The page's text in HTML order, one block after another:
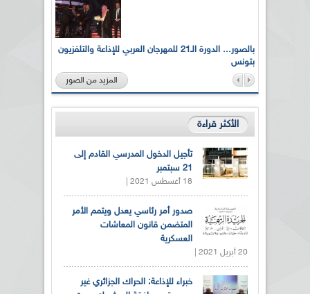
بالصور... الدورة الـ21 للمهرجان العربي للإذاعة والتلفزيون
بتونس
المزيد من الصور
الأكثر قراءة
تأجيل الدخول المدرسي القادم إلى
21 سبتمبر
18 أغسطس 2021 |
صدور أمر رئاسي يعدل ويتمم الأمر
المتضمن قانون المعاشات
العسكرية
20 أبريل 2021 |
خبراء للإذاعة: الحراك الجزائري غير